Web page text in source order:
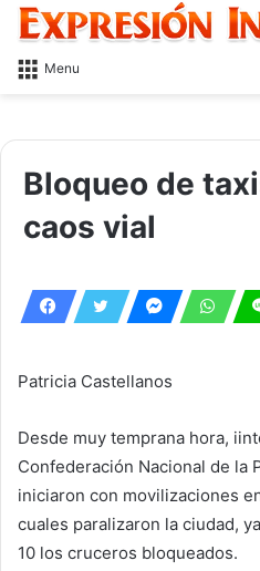
Menu
Bloqueo de
caos vial
Patricia Castellanos
Desde muy temprana hora,
Confederación Nacional de la
iniciaron con movilizaciones
cuales paralizaron la ciudad,
10 los cruceros bloqueados.